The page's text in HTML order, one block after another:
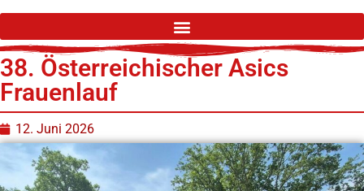
38. Österreichischer Asics
Frauenlauf
12. Juni 2026